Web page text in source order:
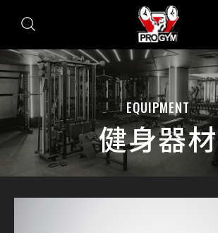
EQUIPMENT
健身器材